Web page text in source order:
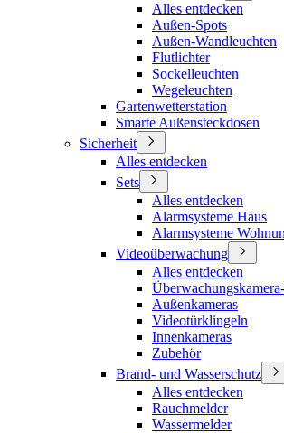
Alles entdecken
Außen-Spots
Außen-Wandleuchten
Flutlichter
Sockelleuchten
Wegeleuchten
Gartenwetterstation
Smarte Außensteckdosen
Sicherheit
Alles entdecken
Sets
Alles entdecken
Alarmsysteme Haus
Alarmsysteme
Videoüberwachung
Alles entdecken
Außenkameras
Videotürklingeln
Innenkameras
Zubehör
Brand- und Wasserschutz
Alles entdecken
Rauchmelder
Wassermelder